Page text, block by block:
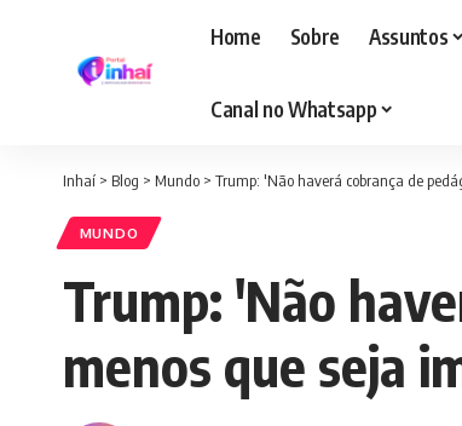
Home Sobre Assuntos
Canal no Whatsapp
Inhaí > Blog > Mundo > Trump: 'Não haverá cobrança de
MUNDO
Trump: 'Não
menos que seja